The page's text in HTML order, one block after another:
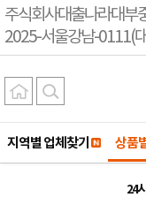
주식회사대출나라대부
2025-서울강남-0111(
지역별 업체찾기 상품
24